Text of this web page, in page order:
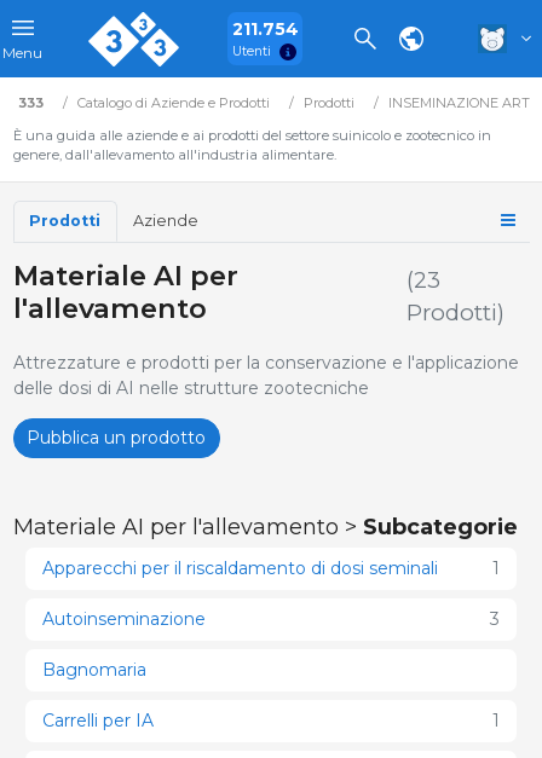
Menu
211.754
Utenti
333 Catalogo di Aziende e Prodotti Prodotti
INSEMINAZIONE
È una guida alle aziende e ai prodotti del settore suinicolo e zootecnico in
genere, dall'allevamento all'industria alimentare.
Prodotti Aziende
Materiale AI per
l'allevamento
(23
Prodotti)
Attrezzature e prodotti per la conservazione e l'applicazione
delle dosi di AI nelle strutture zootecniche
Pubblica un prodotto
Materiale AI per l'allevamento > Subcategorie
Apparecchi per il riscaldamento di dosi seminali 1
Autoinseminazione 3
Bagnomaria
Carrelli per IA 1